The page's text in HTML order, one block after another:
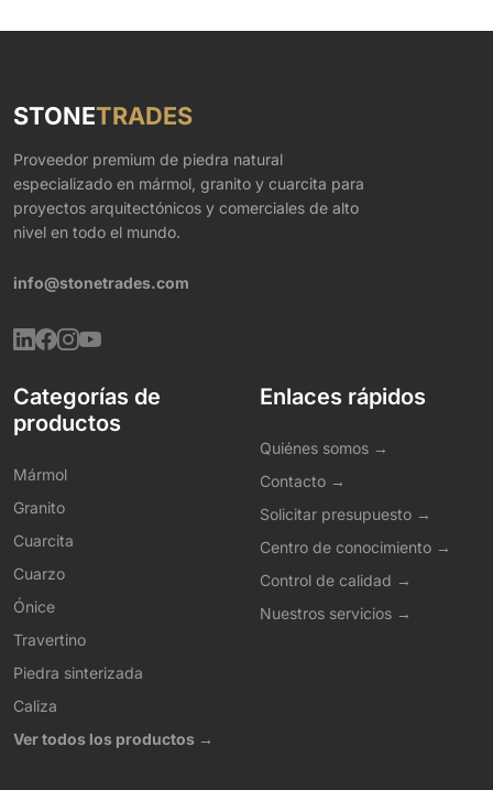
STONETRADES
Proveedor premium de piedra natural
especializado en mármol, granito y cuarcita para
proyectos arquitectónicos y comerciales de alto
nivel en todo el mundo.
info@stonetrades.com
Categorías de
productos
Mármol
Granito
Cuarcita
Cuarzo
Ónice
Travertino
Piedra sinterizada
Caliza
Ver todos los productos →
Enlaces rápidos
Quiénes somos →
Contacto →
Solicitar presupuesto →
Centro de conocimiento →
Control de calidad →
Nuestros servicios →